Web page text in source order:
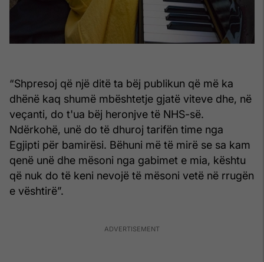
“Shpresoj që një ditë ta bëj publikun që më ka
dhënë kaq shumë mbështetje gjatë viteve dhe, në
veçanti, do t'ua bëj heronjve të NHS-së.
Ndërkohë, unë do të dhuroj tarifën time nga
Egjipti për bamirësi. Bëhuni më të mirë se sa kam
qenë unë dhe mësoni nga gabimet e mia, kështu
që nuk do të keni nevojë të mësoni vetë në rrugën
e vështirë”.